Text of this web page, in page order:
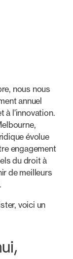
nous nous
annuel
à l'innovation.
évolue
engagement
du droit à
de meilleurs
voici un